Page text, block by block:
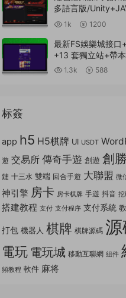
多語言版/
雙端源碼/中英繁三
控+帶彩池持倉/完
1k 1200
最新FS娛樂城接口
+13 套獨立站+帶
鍵搭建腳本
1.3k 588
标簽
app h5 H5棋牌 UI USDT
遊 交易所 傳奇手遊 創遊 創勝
鏈 十三水 雙端 回合手遊 大聯盟 微
神引擎 房卡 房卡棋牌 手遊 抖音 挖
搭建教程 支付 支付程序 支付系統
打包 機器人 棋牌 棋牌源碼
電玩 電玩城 移動互聯網 組件
頻教程 軟件 麻将